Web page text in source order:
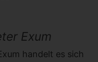
Exum
handelt es sich